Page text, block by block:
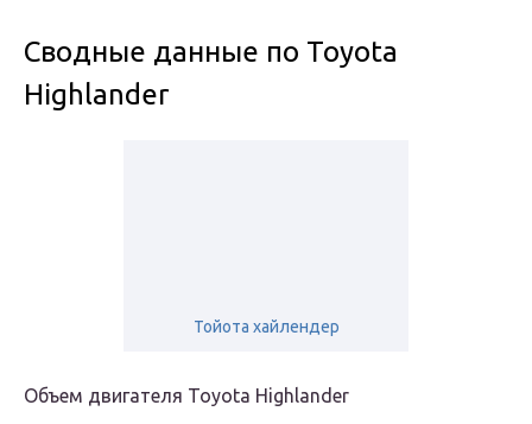
Сводные данные по Toyota
Highlander
Тойота хайлендер
Объем двигателя Toyota Highlander